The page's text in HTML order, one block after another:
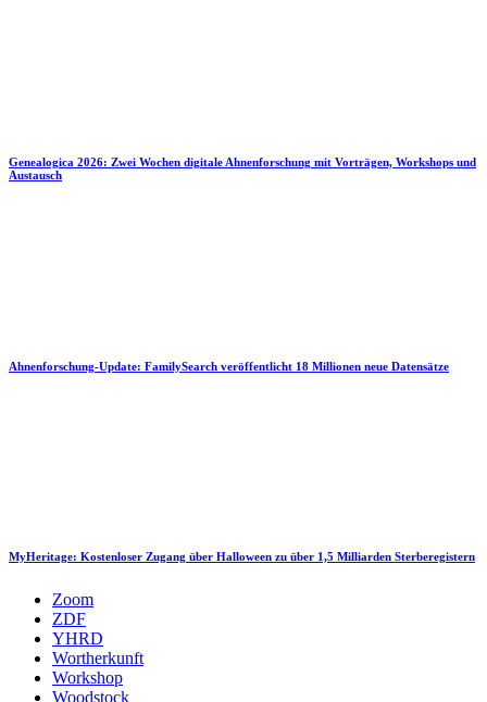
Genealogica 2026: Zwei Wochen digitale Ahnenforschung mit Vorträgen, Workshops und
Austausch
Ahnenforschung-Update: FamilySearch veröffentlicht 18 Millionen neue Datensätze
MyHeritage: Kostenloser Zugang über Halloween zu über 1,5 Milliarden Sterberegistern
Zoom
ZDF
YHRD
Wortherkunft
Workshop
Woodstock